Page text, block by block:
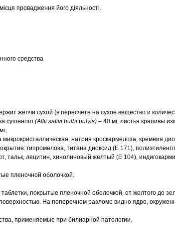
провадження його діяльності.
средства
желчи сухой (в пересчете на сухое вещество и
сушеного (Аlliі sativi bulbi риlvіs) – 40 мг, листья крапивы
натрия кроскармелоза, кремния
гипромелоза, титана диоксид (Е 171),
тальк, лецитин, хинолиновый желтый (Е 104),
пленочной оболочкой.
таблетки, покрытые пленочной оболочкой, от желтого до
На поперечном разломе видно ядро,
применяемые при билиарной патологии.